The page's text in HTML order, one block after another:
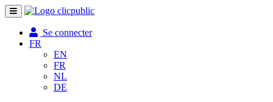
Toggle
navigation
Se connecter
FR
EN
FR
NL
DE